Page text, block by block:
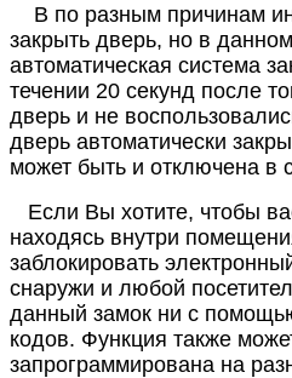
В по разным причинам
закрыть дверь, но в
автоматическая система
течении 20 секунд после
дверь и не
дверь автоматически
может быть и отключена в
Если Вы хотите, чтобы
находясь внутри
заблокировать
снаружи и любой
данный замок ни с
кодов. Функция также
запрограммирована на